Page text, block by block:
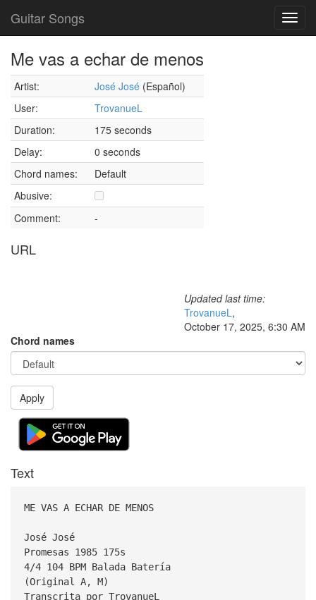
Guitar Songs
Me vas a echar de menos
Artist: José José (Español)
User:
TrovanueL
Duration:
175 seconds
Delay:
0 seconds
Chord names:
Default
Abusive:
Comment:
-
URL
Updated last time:
TrovanueL,
October 17, 2025, 6:30 AM
Chord names
Apply
Text
ME VAS A ECHAR DE MENOS
José José
Promesas 1985 175s
4/4 104 BPM Balada Batería
(Original A, M)
Transcrita por TrovanueL